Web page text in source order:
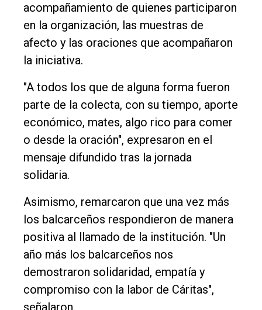
acompañamiento de quienes participaron
en la organización, las muestras de
afecto y las oraciones que acompañaron
la iniciativa.
"A todos los que de alguna forma fueron
parte de la colecta, con su tiempo, aporte
económico, mates, algo rico para comer
o desde la oración", expresaron en el
mensaje difundido tras la jornada
solidaria.
Asimismo, remarcaron que una vez más
los balcarceños respondieron de manera
positiva al llamado de la institución. "Un
año más los balcarceños nos
demostraron solidaridad, empatía y
compromiso con la labor de Cáritas",